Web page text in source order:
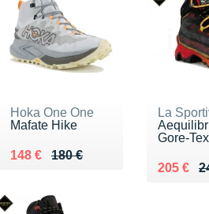
Hoka One One
Mafate Hike
180 €
Au lieu de 180 €
148 €
Vendu 148 €
La
Gore-Tex
Au lieu
205 €
Vendu